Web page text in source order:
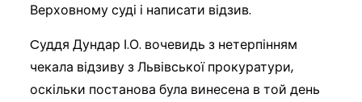
Верховному суді і написати відзив.
Cуддя Дундар І.О. вочевидь з нетерпінням
чекала відзиву з Львівської прокуратури,
оскільки постанова була винесена в той день